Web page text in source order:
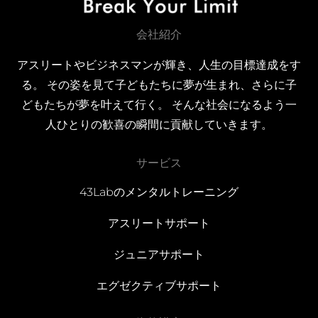
会社紹介
アスリートやビジネスマンが輝き、人生の目標達成をす
る。 その姿を見て子どもたちに夢が生まれ、さらに子
どもたちが夢を叶えて行く。 そんな社会になるよう一
人ひとりの歓喜の瞬間に貢献していきます。
サービス
43Labのメンタルトレーニング
アスリートサポート
ジュニアサポート
エグゼクティブサポート